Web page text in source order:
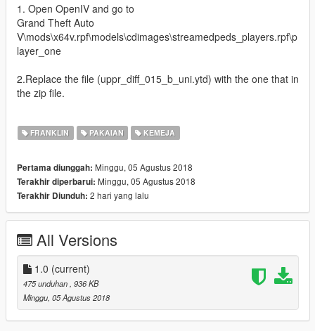
1. Open OpenIV and go to
Grand Theft Auto
V\mods\x64v.rpf\models\cdimages\streamedpeds_players.rpf\p
layer_one
2.Replace the file (uppr_diff_015_b_uni.ytd) with the one that in
the zip file.
FRANKLIN PAKAIAN KEMEJA
Pertama diunggah: Minggu, 05 Agustus 2018
Terakhir diperbarui: Minggu, 05 Agustus 2018
Terakhir Diunduh: 2 hari yang lalu
All Versions
1.0 (current)
475 unduhan , 936 KB
Minggu, 05 Agustus 2018